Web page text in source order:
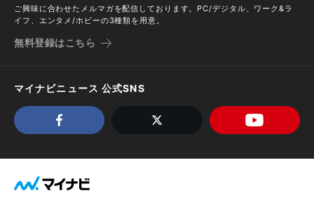
ご興味に合わせたメルマガを配信しております。PC/デジタル、ワーク&ラ
イフ、エンタメ/ホビーの3種類を用意。
無料登録はこちら
マイナビニュース 公式SNS